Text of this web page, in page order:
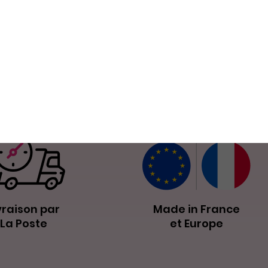
par
La Poste
Made in France
et Europe